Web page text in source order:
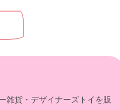
雑貨・デザイナーズトイを販